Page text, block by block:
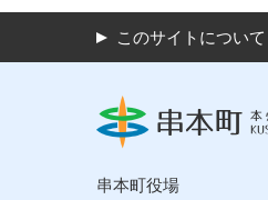
このサイトについて
串本町役場